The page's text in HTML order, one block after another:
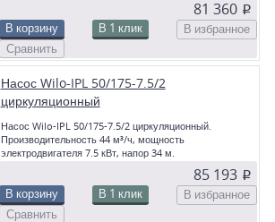
81 360 p
В корзину В 1 клик
В избранное
Сравнить
Насос Wilo-IPL 50/175-7.5/2
циркуляционный
Насос Wilo-IPL 50/175-7.5/2 циркуляционный.
Производительность 44 м³/ч, мощность
электродвигателя 7.5 кВт, напор 34 м.
85 193 p
В корзину В 1 клик
В избранное
Сравнить